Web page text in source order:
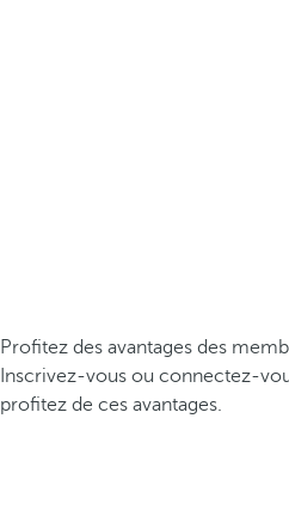
Profitez des avantages des
Inscrivez-vous ou connectez-
profitez de ces avantages.